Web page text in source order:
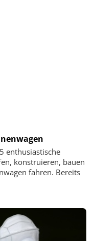
enthusiastische
konstruieren, bauen
fahren. Bereits